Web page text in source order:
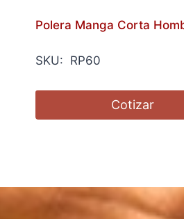
Polera Manga Corta
SKU: RP60
Cotizar